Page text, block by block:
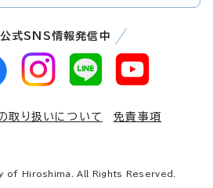
式SNS情報発信中
取り扱いについて
免責事項
of Hiroshima. All Rights Reserved.